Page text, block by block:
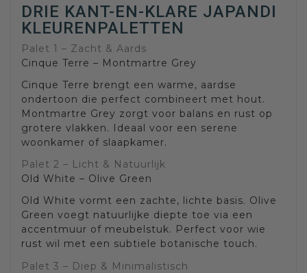
DRIE KANT-EN-KLARE JAPANDI
KLEURENPALETTEN
Palet 1 – Zacht & Aards
Cinque Terre – Montmartre Grey
Cinque Terre brengt een warme, aardse
ondertoon die perfect combineert met hout.
Montmartre Grey zorgt voor balans en rust op
grotere vlakken. Ideaal voor een serene
woonkamer of slaapkamer.
Palet 2 – Licht & Natuurlijk
Old White – Olive Green
Old White vormt een zachte, lichte basis. Olive
Green voegt natuurlijke diepte toe via een
accentmuur of meubelstuk. Perfect voor wie
rust wil met een subtiele botanische touch.
Palet 3 – Diep & Minimalistisch